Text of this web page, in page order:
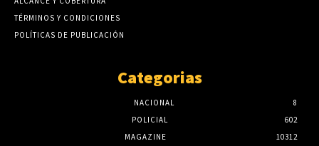
TÉRMINOS Y CONDICIONES
POLÍTICAS DE PUBLICACIÓN
Categorias
NACIONAL
8
POLICIAL
602
MAGAZINE
10312